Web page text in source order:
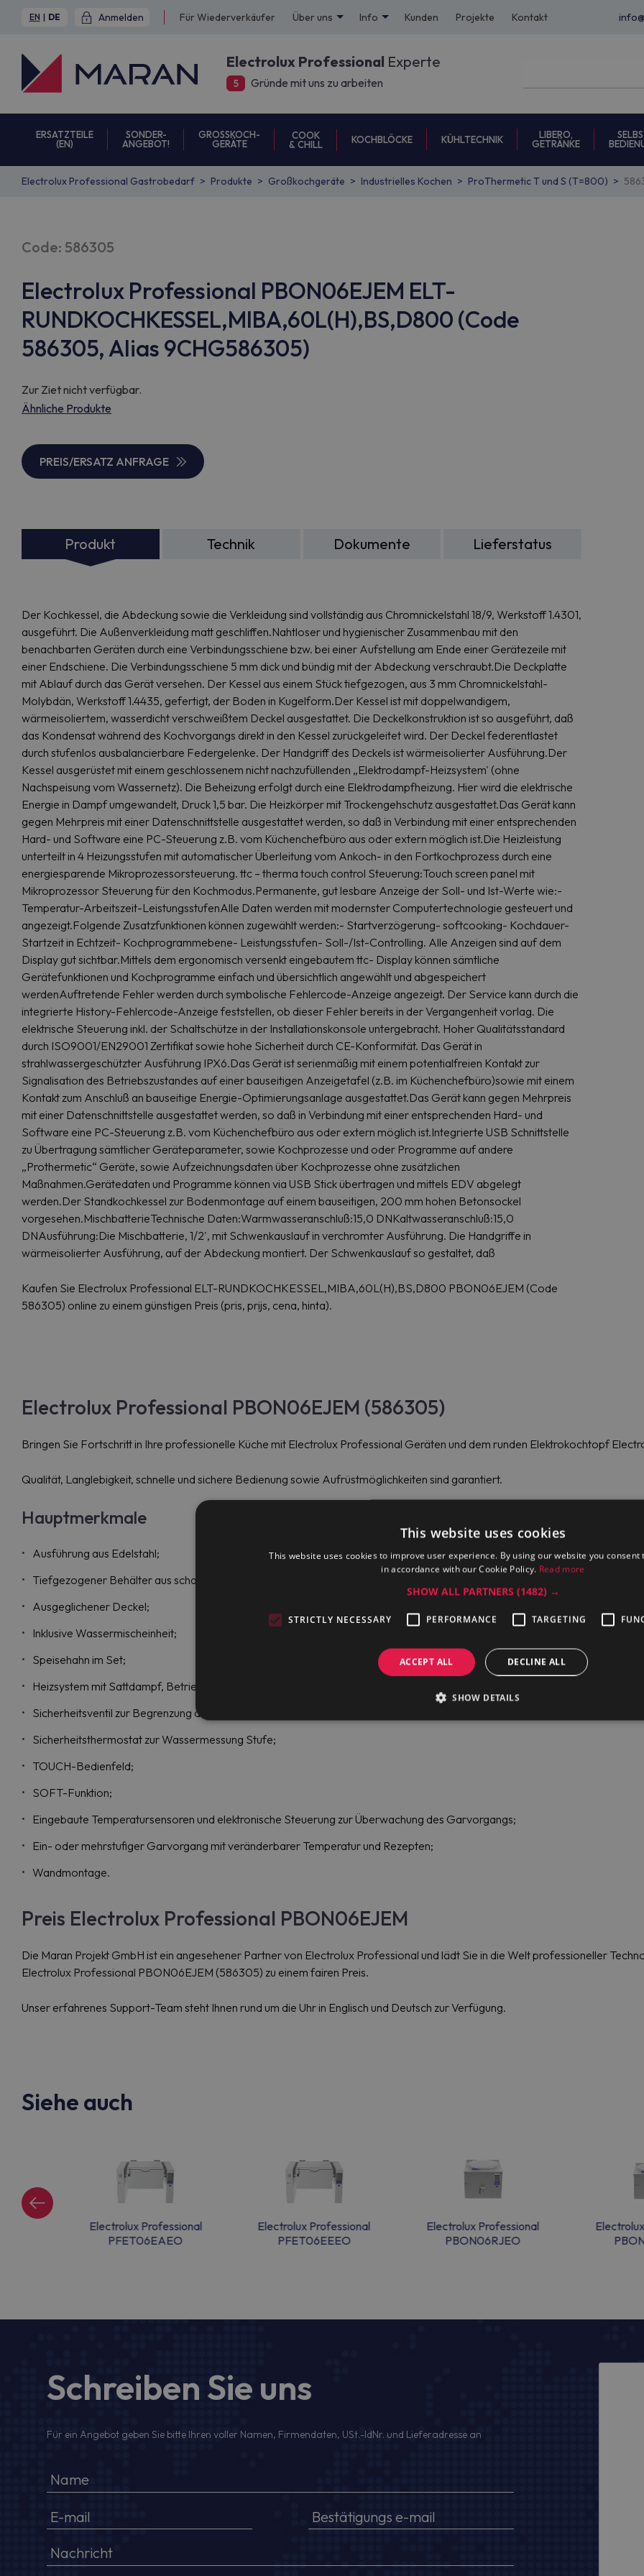
EN | DE Anmelden Für Wiederverkäufer Über uns Info Kunden Projekte Kontakt
Electrolux Professional Experte
5 Gründe mit uns zu arbeiten
ERSATZTEILE
(EN)
SONDER-
ANGEBOT!
GROSSKOCH-
GERÄTE
COOK
& CHILL
KOCHBLÖCKE KÜHLTECHNIK
LIBERO,
GETRÄNKE
Electrolux Professional Gastrobedarf Produkte Großkochgeräte Industrielles Kochen ProThermetic T und S (T=800)
Code: 586305
Electrolux Professional PBON06EJEM ELT-
RUNDKOCHKESSEL,MIBA,60L(H),BS,D800 (Code
586305, Alias 9CHG586305)
Zur Ziet nicht verfügbar.
Ähnliche Produkte
PREIS/ERSATZ ANFRAGE
Produkt Technik Dokumente Lieferstatus
Der Kochkessel, die Abdeckung sowie die Verkleidung sind vollständig aus Chromnickelstahl 18/9, Werkstoff 1.4301,
ausgeführt. Die Außenverkleidung matt geschliffen.Nahtloser und hygienischer Zusammenbau mit den
benachbarten Geräten durch eine Verbindungsschiene bzw. bei einer Aufstellung am Ende einer Gerätezeile mit
einer Endschiene. Die Verbindungsschiene 5 mm dick und bündig mit der Abdeckung verschraubt.Die Deckplatte
mit Ablauf durch das Gerät versehen. Der Kessel aus einem Stück tiefgezogen, aus 3 mm Chromnickelstahl-
Molybdän, Werkstoff 1.4435, gefertigt, der Boden in Kugelform.Der Kessel ist mit doppelwandigem,
wärmeisoliertem, wasserdicht verschweißtem Deckel ausgestattet. Die Deckelkonstruktion ist so ausgeführt, daß
das Kondensat während des Kochvorgangs direkt in den Kessel zurückgeleitet wird. Der Deckel federentlastet
durch stufenlos ausbalancierbare Federgelenke. Der Handgriff des Deckels ist wärmeisolierter Ausführung.Der
Kessel ausgerüstet mit einem geschlossenem nicht nachzufüllenden „Elektrodampf-Heizsystem' (ohne
Nachspeisung vom Wassernetz). Die Beheizung erfolgt durch eine Elektrodampfheizung. Hier wird die elektrische
Energie in Dampf umgewandelt, Druck 1,5 bar. Die Heizkörper mit Trockengehschutz ausgestattet.Das Gerät kann
gegen Mehrpreis mit einer Datenschnittstelle ausgestattet werden, so daß in Verbindung mit einer entsprechenden
Hard- und Software eine PC-Steuerung z.B. vom Küchenchefbüro aus oder extern möglich ist.Die Heizleistung
unterteilt in 4 Heizungsstufen mit automatischer Überleitung vom Ankoch- in den Fortkochprozess durch eine
energiesparende Mikroprozessorsteuerung. ttc – therma touch control Steuerung:Touch screen panel mit
Mikroprozessor Steuerung für den Kochmodus.Permanente, gut lesbare Anzeige der Soll- und Ist-Werte wie:-
Temperatur-Arbeitszeit-LeistungsstufenAlle Daten werden mit modernster Computertechnologie gesteuert und
angezeigt.Folgende Zusatzfunktionen können zugewählt werden:- Startverzögerung- softcooking- Kochdauer-
Startzeit in Echtzeit- Kochprogrammebene- Leistungsstufen- Soll-/Ist-Controlling. Alle Anzeigen sind auf dem
Display gut sichtbar.Mittels dem ergonomisch versenkt eingebautem ttc- Display können sämtliche
Gerätefunktionen und Kochprogramme einfach und übersichtlich angewählt und abgespeichert
werdenAuftretende Fehler werden durch symbolische Fehlercode-Anzeige angezeigt. Der Service kann durch die
integrierte History-Fehlercode-Anzeige feststellen, ob dieser Fehler bereits in der Vergangenheit vorlag. Die
elektrische Steuerung inkl. der Schaltschütze in der Installationskonsole untergebracht. Hoher Qualitätsstandard
durch ISO9001/EN29001 Zertifikat sowie hohe Sicherheit durch CE-Konformität. Das Gerät in
strahlwassergeschützter Ausführung IPX6.Das Gerät ist serienmäßig mit einem potentialfreien Kontakt zur
Signalisation des Betriebszustandes auf einer bauseitigen Anzeigetafel (z.B. im Küchenchefbüro)sowie mit einem
Kontakt zum Anschluß an bauseitige Energie-Optimierungsanlage ausgestattet.Das Gerät kann gegen Mehrpreis
mit einer Datenschnittstelle ausgestattet werden, so daß in Verbindung mit einer entsprechenden Hard- und
Software eine PC-Steuerung z.B. vom Küchenchefbüro aus oder extern möglich ist.Integrierte USB Schnittstelle
zu Übertragung sämtlicher Geräteparameter, sowie Kochprozesse und oder Programme auf andere
„Prothermetic“ Geräte, sowie Aufzeichnungsdaten über Kochprozesse ohne zusätzlichen
Maßnahmen.Gerätedaten und Programme können via USB Stick übertragen und mittels EDV abgelegt
werden.Der Standkochkessel zur Bodenmontage auf einem bauseitigen, 200 mm hohen Betonsockel
vorgesehen.MischbatterieTechnische Daten:Warmwasseranschluß:15,0 DNKaltwasseranschluß:15,0
DNAusführung:Die Mischbatterie, 1/2', mit Schwenkauslauf in verchromter Ausführung. Die Handgriffe in
wärmeisolierter Ausführung, auf der Abdeckung montiert. Der Schwenkauslauf so gestaltet, daß
Kaufen Sie Electrolux Professional ELT-RUNDKOCHKESSEL,MIBA,60L(H),BS,D800 PBON06EJEM (Code
586305) online zu einem günstigen Preis (pris, prijs, cena, hinta).
Electrolux Professional PBON06EJEM (586305)
Bringen Sie Fortschritt in Ihre professionelle Küche mit Electrolux Professional Geräten und dem runden Elektrokochtopf
Qualität, Langlebigkeit, schnelle und sichere Bedienung sowie Aufrüstmöglichkeiten sind garantiert.
Hauptmerkmale
Ausführung aus Edelstahl;
Tiefgezogener Behälter aus schadstofffreien Materialien;
Ausgeglichener Deckel;
Inklusive Wassermischeinheit;
Speisehahn im Set;
Heizsystem mit Sattdampf, Betrieb im Temperaturbereich bis 125 °C im Doppelmantel;
Sicherheitsventil zur Begrenzung des Dampfdrucks;
Sicherheitsthermostat zur Wassermessung Stufe;
TOUCH-Bedienfeld;
SOFT-Funktion;
Eingebaute Temperatursensoren und elektronische Steuerung zur Überwachung des Garvorgangs;
Ein- oder mehrstufiger Garvorgang mit veränderbarer Temperatur und Rezepten;
Wandmontage.
Preis Electrolux Professional PBON06EJEM
Die Maran Projekt GmbH ist ein angesehener Partner von Electrolux Professional und lädt Sie in die Welt professioneller
Electrolux Professional PBON06EJEM (586305) zu einem fairen Preis.
Unser erfahrenes Support-Team steht Ihnen rund um die Uhr in Englisch und Deutsch zur Verfügung.
Siehe auch
Electrolux Professional
PFET06EAEO
Electrolux Professional
PFET06EEEO
Electrolux Professional
PBON06RJEO
Schreiben Sie uns
Für ein Angebot geben Sie bitte Ihren voller Namen, Firmendaten, USt.-IdNr. und Lieferadresse an
This website uses cookies
This website uses cookies to improve user experience. By using our website you consent
in accordance with our Cookie Policy. Read more
SHOW ALL PARTNERS (1482) →
STRICTLY NECESSARY PERFORMANCE TARGETING
ACCEPT ALL DECLINE ALL
SHOW DETAILS